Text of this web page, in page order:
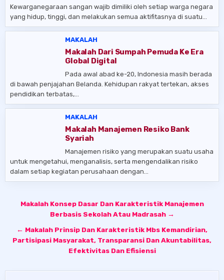
Kewarganegaraan sangan wajib dimiliki oleh setiap warga negara
yang hidup, tinggi, dan melakukan semua aktifitasnya di suatu…
MAKALAH
Makalah Dari Sumpah Pemuda Ke Era
Global Digital
Pada awal abad ke-20, Indonesia masih berada
di bawah penjajahan Belanda. Kehidupan rakyat tertekan, akses
pendidikan terbatas,…
MAKALAH
Makalah Manajemen Resiko Bank
Syariah
Manajemen risiko yang merupakan suatu usaha
untuk mengetahui, menganalisis, serta mengendalikan risiko
dalam setiap kegiatan perusahaan dengan…
Post
navigation
Makalah Konsep Dasar Dan Karakteristik Manajemen
Berbasis Sekolah Atau Madrasah →
← Makalah Prinsip Dan Karakteristik Mbs Kemandirian,
Partisipasi Masyarakat, Transparansi Dan Akuntabilitas,
Efektivitas Dan Efisiensi